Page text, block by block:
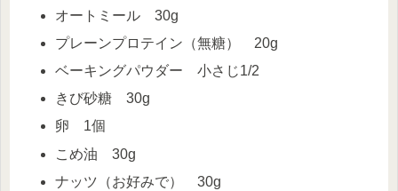
オートミール 30g
プレーンプロテイン（無糖） 20g
ベーキングパウダー 小さじ1/2
きび砂糖 30g
卵 1個
こめ油 30g
ナッツ（お好みで） 30g